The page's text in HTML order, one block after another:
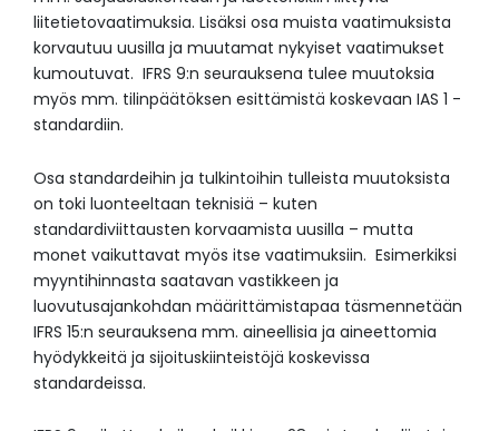
liitetietovaatimuksia. Lisäksi osa muista vaatimuksista
korvautuu uusilla ja muutamat nykyiset vaatimukset
kumoutuvat. IFRS 9:n seurauksena tulee muutoksia
myös mm. tilinpäätöksen esittämistä koskevaan IAS 1 -
standardiin.
Osa standardeihin ja tulkintoihin tulleista muutoksista
on toki luonteeltaan teknisiä – kuten
standardiviittausten korvaamista uusilla – mutta
monet vaikuttavat myös itse vaatimuksiin. Esimerkiksi
myyntihinnasta saatavan vastikkeen ja
luovutusajankohdan määrittämistapaa täsmennetään
IFRS 15:n seurauksena mm. aineellisia ja aineettomia
hyödykkeitä ja sijoituskiinteistöjä koskevissa
standardeissa.